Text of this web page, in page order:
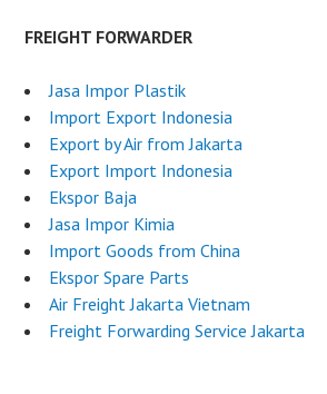
FREIGHT FORWARDER
Jasa Impor Plastik
Import Export Indonesia
Export by Air from Jakarta
Export Import Indonesia
Ekspor Baja
Jasa Impor Kimia
Import Goods from China
Ekspor Spare Parts
Air Freight Jakarta Vietnam
Freight Forwarding Service Jakarta